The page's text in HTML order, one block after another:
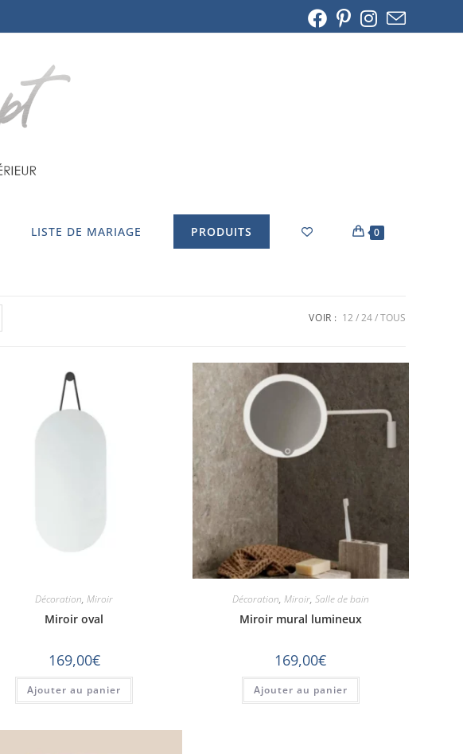
LISTE DE MARIAGE PRODUITS 0
VOIR : 12 24 TOUS
Décoration,Miroir
Miroir oval
169,00€
Ajouter au panier
Décoration, Miroir, Salle de bain
Miroir mural lumineux
169,00€
Ajouter au panier